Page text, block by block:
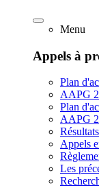
Menu
Appels à
Plan
AAPG
Plan
AAPG
Appels
Les